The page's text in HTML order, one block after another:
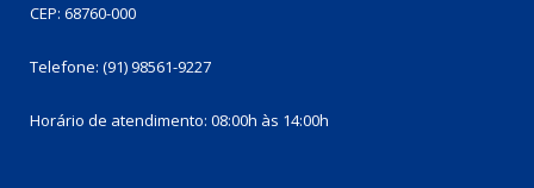
CEP: 68760-000
Telefone: (91) 98561-9227
Horário de atendimento: 08:00h às 14:00h